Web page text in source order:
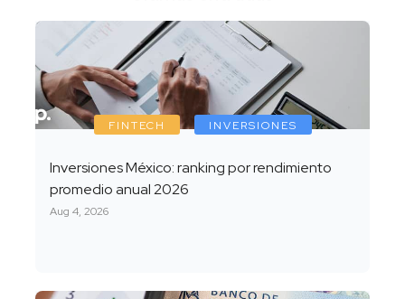
FINTECH INVERSIONES
Inversiones México: ranking por rendimiento
promedio anual 2026
Aug 4, 2026